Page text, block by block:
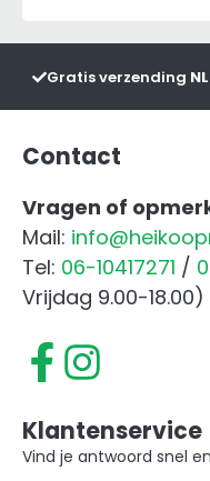
Gratis verzending
Contact
Vragen of
Mail:
Tel: 06-10417271 /
Vrijdag 9.00-18.00)
Klantenservice
Vind je antwoord snel